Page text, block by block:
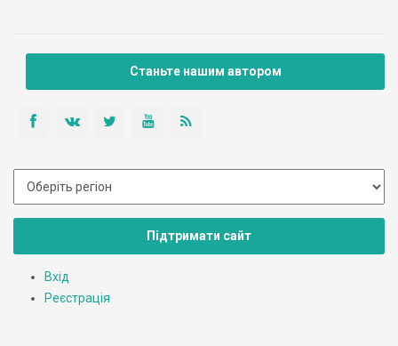
Станьте нашим автором
Підтримати сайт
Вхід
Реєстрація